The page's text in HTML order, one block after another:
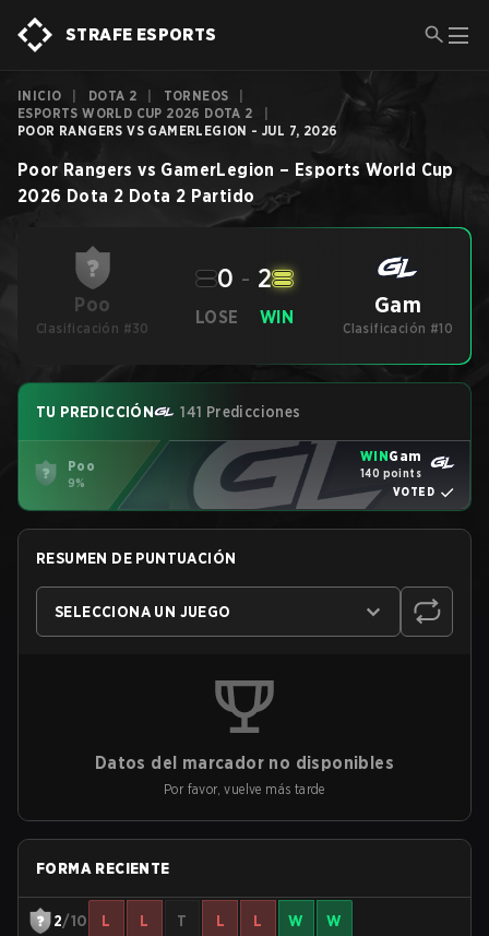
STRAFE ESPORTS
INICIO DOTA 2 TORNEOS
ESPORTS WORLD CUP 2026 DOTA 2
POOR RANGERS VS GAMERLEGION - JUL 7, 2026
Poor Rangers vs GamerLegion – Esports World Cup
2026 Dota 2 Dota 2 Partido
Poo
Clasificación #30
LOSE
0 - 2
WIN Gam
Clasificación #10
TU PREDICCIÓN 141 Predicciones
Poo
9%
WINGam
140 points
VOTED
RESUMEN DE PUNTUACIÓN
SELECCIONA UN JUEGO
Datos del marcador no disponibles
Por favor, vuelve más tarde
FORMA RECIENTE
2/10 L L T L L W W